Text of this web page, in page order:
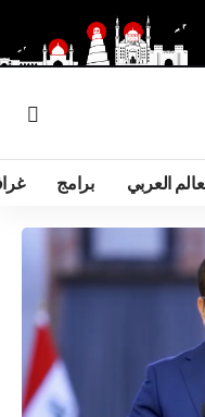
العربي برامج